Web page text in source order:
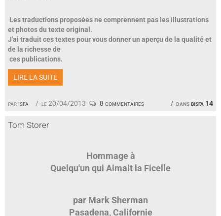
par isfa le 20/04/2013 dansbisfa 14
8 commentaires
Les traductions proposées ne comprennent pas les illustrations
et photos du texte original.
J'ai traduit ces textes pour vous donner un aperçu de la qualité et
de la richesse de
ces publications.
LIRE LA SUITE
Tom Storer
Hommage à
Quelqu'un qui Aimait la Ficelle
par Mark Sherman
Pasadena, Californie